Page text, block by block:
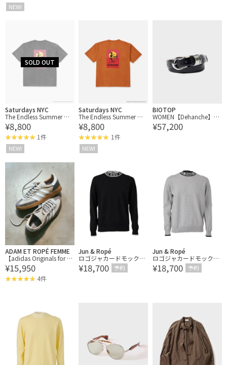
NEW!
Saturdays NYC
The Endless Summer ×
Saturdays NYC Beach Te
e
¥8,800
1件
NEW!
Saturdays NYC
The Endless Summer ×
Saturdays NYC Beach Te
e
¥8,800
1件
NEW!
BIOTOP
WOMEN【Dehanche】H
OLLYHOCK SILVER
¥57,200
ADAM ET ROPÉ FEMME
【adidas Originals for A
DAM ET ROPE'】HANDBA
LL SPEZIAL
¥15,950
4件
Jun & Ropé
ロゴジャカードモックセ
ーター
¥18,700 予約
Jun & Ropé
ロゴジャカードモックセ
ーター
¥18,700 予約